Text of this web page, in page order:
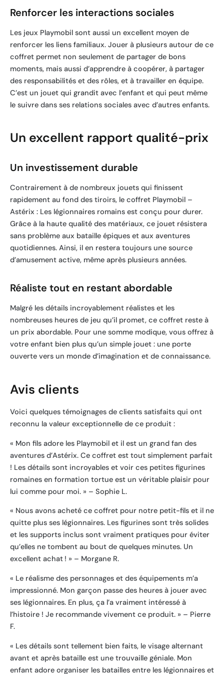
Renforcer les interactions sociales
Les jeux Playmobil sont aussi un excellent moyen de
renforcer les liens familiaux. Jouer à plusieurs autour de ce
coffret permet non seulement de partager de bons
moments, mais aussi d’apprendre à coopérer, à partager
des responsabilités et des rôles, et à travailler en équipe.
C’est un jouet qui grandit avec l’enfant et qui peut même
le suivre dans ses relations sociales avec d’autres enfants.
Un excellent rapport qualité-prix
Un investissement durable
Contrairement à de nombreux jouets qui finissent
rapidement au fond des tiroirs, le coffret Playmobil –
Astérix : Les légionnaires romains est conçu pour durer.
Grâce à la haute qualité des matériaux, ce jouet résistera
sans problème aux bataille épiques et aux aventures
quotidiennes. Ainsi, il en restera toujours une source
d’amusement active, même après plusieurs années.
Réaliste tout en restant abordable
Malgré les détails incroyablement réalistes et les
nombreuses heures de jeu qu’il promet, ce coffret reste à
un prix abordable. Pour une somme modique, vous offrez à
votre enfant bien plus qu’un simple jouet : une porte
ouverte vers un monde d’imagination et de connaissance.
Avis clients
Voici quelques témoignages de clients satisfaits qui ont
reconnu la valeur exceptionnelle de ce produit :
« Mon fils adore les Playmobil et il est un grand fan des
aventures d’Astérix. Ce coffret est tout simplement parfait
! Les détails sont incroyables et voir ces petites figurines
romaines en formation tortue est un véritable plaisir pour
lui comme pour moi. » – Sophie L.
« Nous avons acheté ce coffret pour notre petit-fils et il ne
quitte plus ses légionnaires. Les figurines sont très solides
et les supports inclus sont vraiment pratiques pour éviter
qu’elles ne tombent au bout de quelques minutes. Un
excellent achat ! » – Morgane R.
« Le réalisme des personnages et des équipements m’a
impressionné. Mon garçon passe des heures à jouer avec
ses légionnaires. En plus, ça l’a vraiment intéressé à
l’histoire ! Je recommande vivement ce produit. » – Pierre
F.
« Les détails sont tellement bien faits, le visage alternant
avant et après bataille est une trouvaille géniale. Mon
enfant adore organiser les batailles entre les légionnaires et